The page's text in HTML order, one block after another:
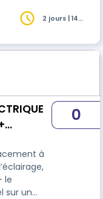
2 jours | 14
à
sur un
0